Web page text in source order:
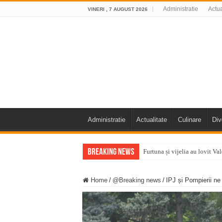
VINERI , 7 AUGUST 2026 Administratie
Administratie Actualitate Culinare
Breaking News Furtuna și vijelia au lovit
ANUNŢ OPRIRE ANUNŢ
Anunț important – Închidere
Ștrandul Termal Ring din
Home / @Breaking news / IPJ și Pompierii